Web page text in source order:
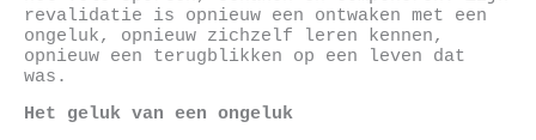
revalidatie is opnieuw een ontwaken met een
ongeluk, opnieuw zichzelf leren kennen,
opnieuw een terugblikken op een leven dat
was.
Het geluk van een ongeluk